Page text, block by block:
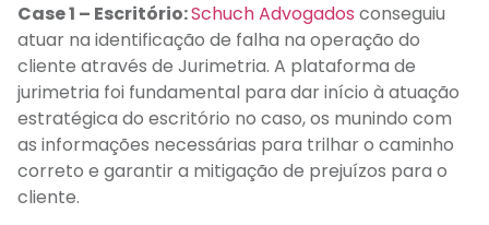
Case 1 – Escritório:Schuch Advogados conseguiu
atuar na identificação de falha na operação do
cliente através de Jurimetria. A plataforma de
jurimetria foi fundamental para dar início à atuação
estratégica do escritório no caso, os munindo com
as informações necessárias para trilhar o caminho
correto e garantir a mitigação de prejuízos para o
cliente.